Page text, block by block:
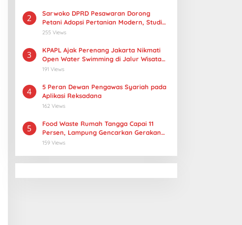
2
Sarwoko DPRD Pesawaran Dorong
Petani Adopsi Pertanian Modern, Studi
Tiru PMAAS di Lampung Tengah
255 Views
3
KPAPL Ajak Perenang Jakarta Nikmati
Open Water Swimming di Jalur Wisata
Lampung
191 Views
4
5 Peran Dewan Pengawas Syariah pada
Aplikasi Reksadana
162 Views
5
Food Waste Rumah Tangga Capai 11
Persen, Lampung Gencarkan Gerakan
Selamatan Pangan
159 Views